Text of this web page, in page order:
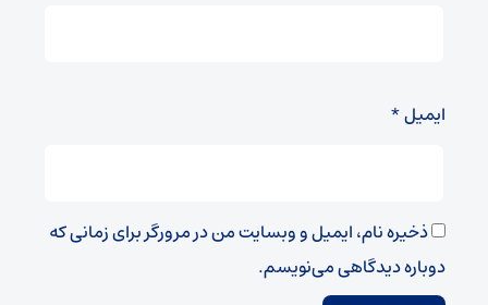
ایمیل*
ذخیره نام، ایمیل و وبسایت من در مرورگر برای زمانی که
دوباره دیدگاهی می‌نویسم.